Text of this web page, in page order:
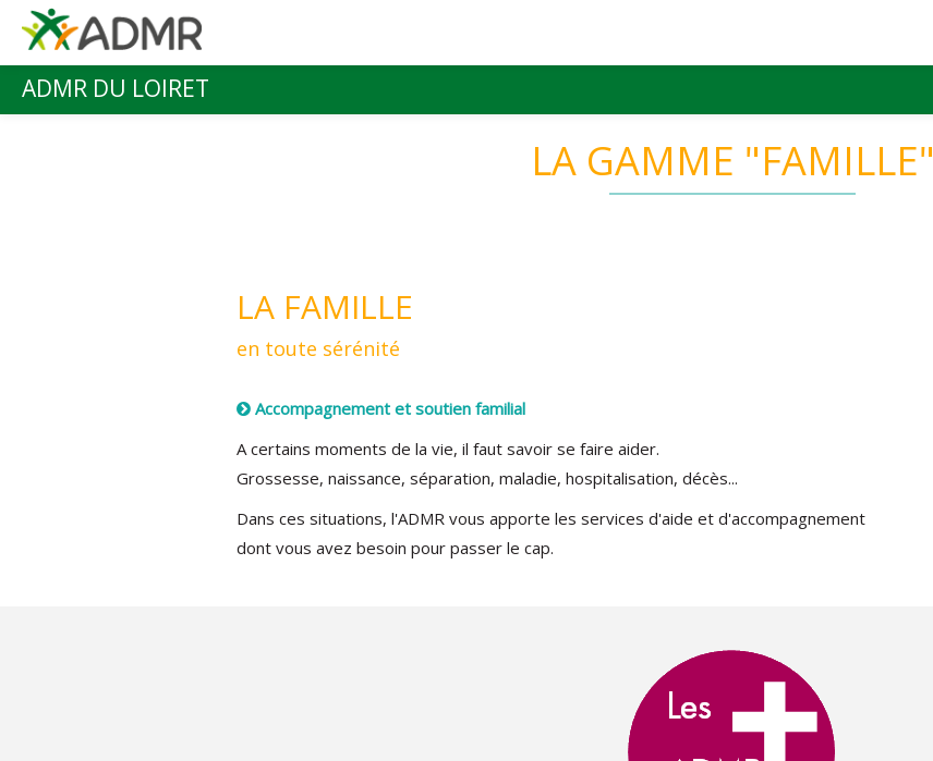
Aller au contenu principal
ADMR DU LOIRET
LA GAMME "FAMILLE"
LA FAMILLE
en toute sérénité
Accompagnement et soutien familial
A certains moments de la vie, il faut savoir se faire aider.
Grossesse, naissance, séparation, maladie, hospitalisation, décès...
Dans ces situations, l'ADMR vous apporte les services d'aide et d'accompagnement
dont vous avez besoin pour passer le cap.